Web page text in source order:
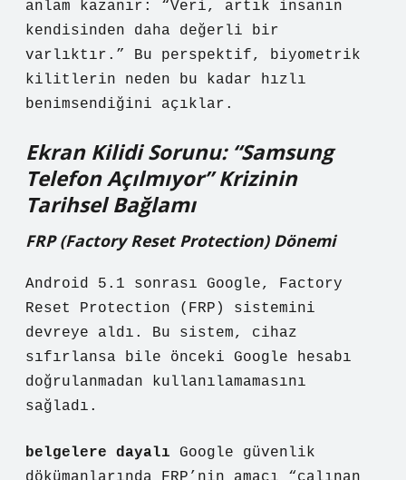
anlam kazanır: “Veri, artık insanın
kendisinden daha değerli bir
varlıktır.” Bu perspektif, biyometrik
kilitlerin neden bu kadar hızlı
benimsendiğini açıklar.
Ekran Kilidi Sorunu: “Samsung
Telefon Açılmıyor” Krizinin
Tarihsel Bağlamı
FRP (Factory Reset Protection) Dönemi
Android 5.1 sonrası Google, Factory
Reset Protection (FRP) sistemini
devreye aldı. Bu sistem, cihaz
sıfırlansa bile önceki Google hesabı
doğrulanmadan kullanılamamasını
sağladı.
belgelere dayalı Google güvenlik